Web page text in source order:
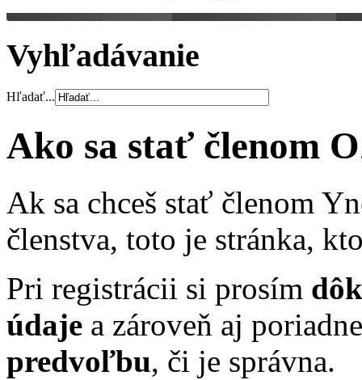
Vyhľadávanie
Hľadať...
Ako sa stať členom
​Ak sa chceš stať členom
členstva, toto je stránka,
Pri registrácii si prosím
údaje a zároveň aj
predvoľbu, či je správna.